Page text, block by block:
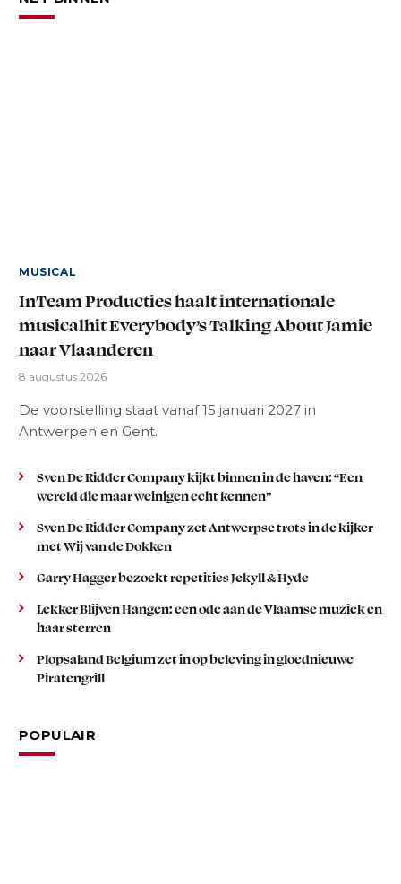
MUSICAL
InTeam Producties haalt internationale
musicalhit Everybody’s Talking About Jamie
naar Vlaanderen
8 augustus 2026
De voorstelling staat vanaf 15 januari 2027 in
Antwerpen en Gent.
Sven De Ridder Company kijkt binnen in de haven: “Een
wereld die maar weinigen echt kennen”
Sven De Ridder Company zet Antwerpse trots in de kijker
met Wij van de Dokken
Garry Hagger bezoekt repetities Jekyll & Hyde
Lekker Blijven Hangen: een ode aan de Vlaamse muziek en
haar sterren
Plopsaland Belgium zet in op beleving in gloednieuwe
Piratengrill
POPULAIR